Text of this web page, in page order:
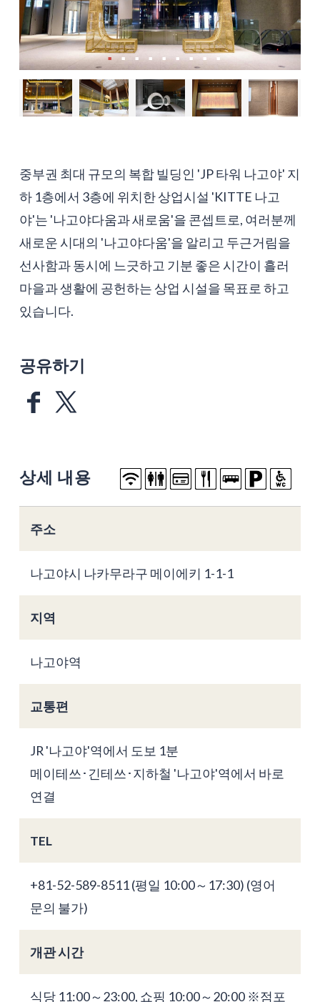
중부권 최대 규모의 복합 빌딩인 'JP 타워 나고야' 지
하 1층에서 3층에 위치한 상업시설 'KITTE 나고
야'는 '나고야다움과 새로움'을 콘셉트로, 여러분께
새로운 시대의 '나고야다움'을 알리고 두근거림을
선사함과 동시에 느긋하고 기분 좋은 시간이 흘러
마을과 생활에 공헌하는 상업 시설을 목표로 하고
있습니다.
공유하기
상세 내용
주소
나고야시 나카무라구 메이에키 1-1-1
지역
나고야역
교통편
JR '나고야'역에서 도보 1분
메이테쓰･긴테쓰･지하철 '나고야'역에서 바로
연결
TEL
+81-52-589-8511 (평일 10:00～17:30) (영어
문의 불가)
개관 시간
식당 11:00～23:00, 쇼핑 10:00～20:00 ※점포